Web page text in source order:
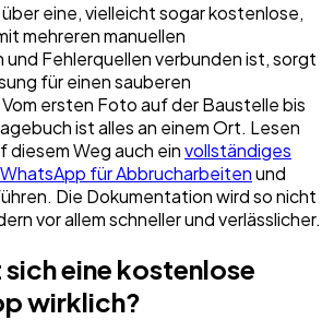
eine, vielleicht sogar kostenlose,
mehreren manuellen
Fehlerquellen verbunden ist, sorgt
für einen sauberen
ersten Foto auf der Baustelle bis
ist alles an einem Ort. Lesen
diesem Weg auch einvollständiges
für Abbrucharbeitenund
Die Dokumentation wird so nicht
vor allem schneller und verlässlicher.
eine kostenlose
wirklich?